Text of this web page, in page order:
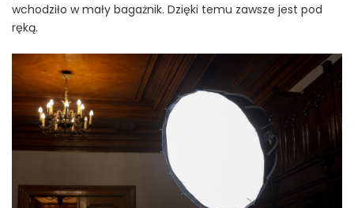
wchodziło w mały bagażnik. Dzięki temu zawsze jest pod
ręką.